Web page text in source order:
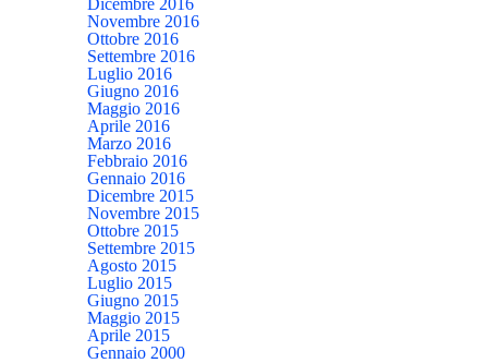
Novembre 2016
Ottobre 2016
Settembre 2016
Luglio 2016
Giugno 2016
Maggio 2016
Aprile 2016
Marzo 2016
Febbraio 2016
Gennaio 2016
Dicembre 2015
Novembre 2015
Ottobre 2015
Settembre 2015
Agosto 2015
Luglio 2015
Giugno 2015
Maggio 2015
Aprile 2015
Gennaio 2000